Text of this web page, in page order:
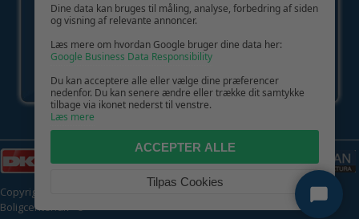
Copyright © 2026 | CVR: DK41222093 | Alle rettigheder forbeholdes |
Boligcenter.dk 🍪
Dine data kan bruges til måling, analyse, forbedring af siden
og visning af relevante annoncer.
Læs mere om hvordan Google bruger dine data her:
Google Business Data Responsibility
Du kan acceptere alle eller vælge dine præferencer
nedenfor. Du kan senere ændre eller trække dit samtykke
tilbage via ikonet nederst til venstre.
Læs mere
ACCEPTER ALLE
Tilpas Cookies